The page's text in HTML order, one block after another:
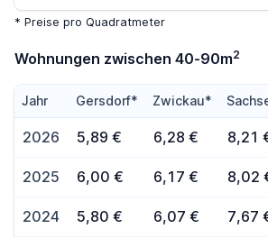
* Preise pro Quadratmeter
Wohnungen zwischen 40-90m2
Jahr Gersdorf* Zwickau*
2026 5,89 € 6,28 € 8,21
2025 6,00 € 6,17 € 8,02
2024 5,80 € 6,07 € 7,67